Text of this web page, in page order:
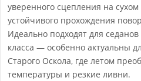
уверенного сцепления на
устойчивого прохождения
Идеально подходят для
класса — особенно актуальны
Старого Оскола, где летом
температуры и резкие ливни.